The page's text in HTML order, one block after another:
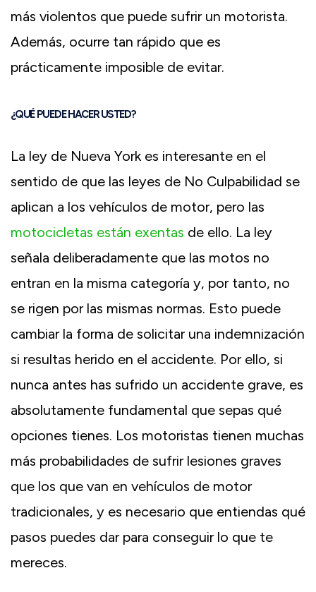
más violentos que puede sufrir un motorista.
Además, ocurre tan rápido que es
prácticamente imposible de evitar.
¿QUÉ PUEDE HACER USTED?
La ley de Nueva York es interesante en el
sentido de que las leyes de No Culpabilidad se
aplican a los vehículos de motor, pero las
motocicletas están exentas de ello. La ley
señala deliberadamente que las motos no
entran en la misma categoría y, por tanto, no
se rigen por las mismas normas. Esto puede
cambiar la forma de solicitar una indemnización
si resultas herido en el accidente. Por ello, si
nunca antes has sufrido un accidente grave, es
absolutamente fundamental que sepas qué
opciones tienes. Los motoristas tienen muchas
más probabilidades de sufrir lesiones graves
que los que van en vehículos de motor
tradicionales, y es necesario que entiendas qué
pasos puedes dar para conseguir lo que te
mereces.